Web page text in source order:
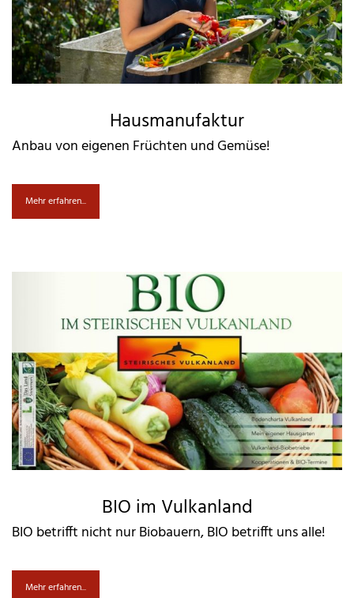
Hausmanufaktur
Anbau von eigenen Früchten und Gemüse!
Mehr erfahren...
BIO im Vulkanland
BIO betrifft nicht nur Biobauern, BIO betrifft uns alle!
Mehr erfahren...